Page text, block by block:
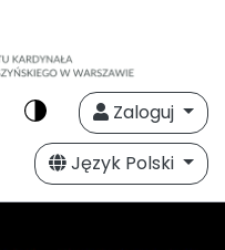
Zaloguj
Język Polski